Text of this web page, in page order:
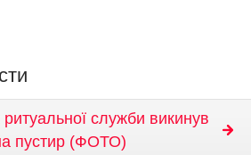
ритуальної служби викинув
пустир (ФОТО)